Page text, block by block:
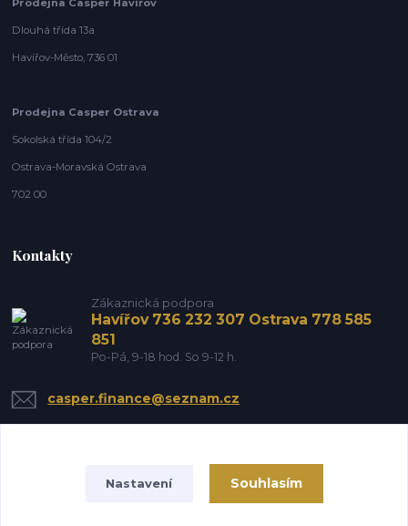
Prodejna Casper Havířov
Dlouhá třída 13a
Havířov-Město, 736 01
Prodejna Casper Ostrava
Sokolská třída 104/2
Ostrava-Moravská Ostrava
702 00
Kontakty
Zákaznická podpora
Havířov 736 232 307 Ostrava 778 585
851
Po-Pá, 9-18 hod. So 9-12 h.
casper.finance@seznam.cz
Nastavení Souhlasím